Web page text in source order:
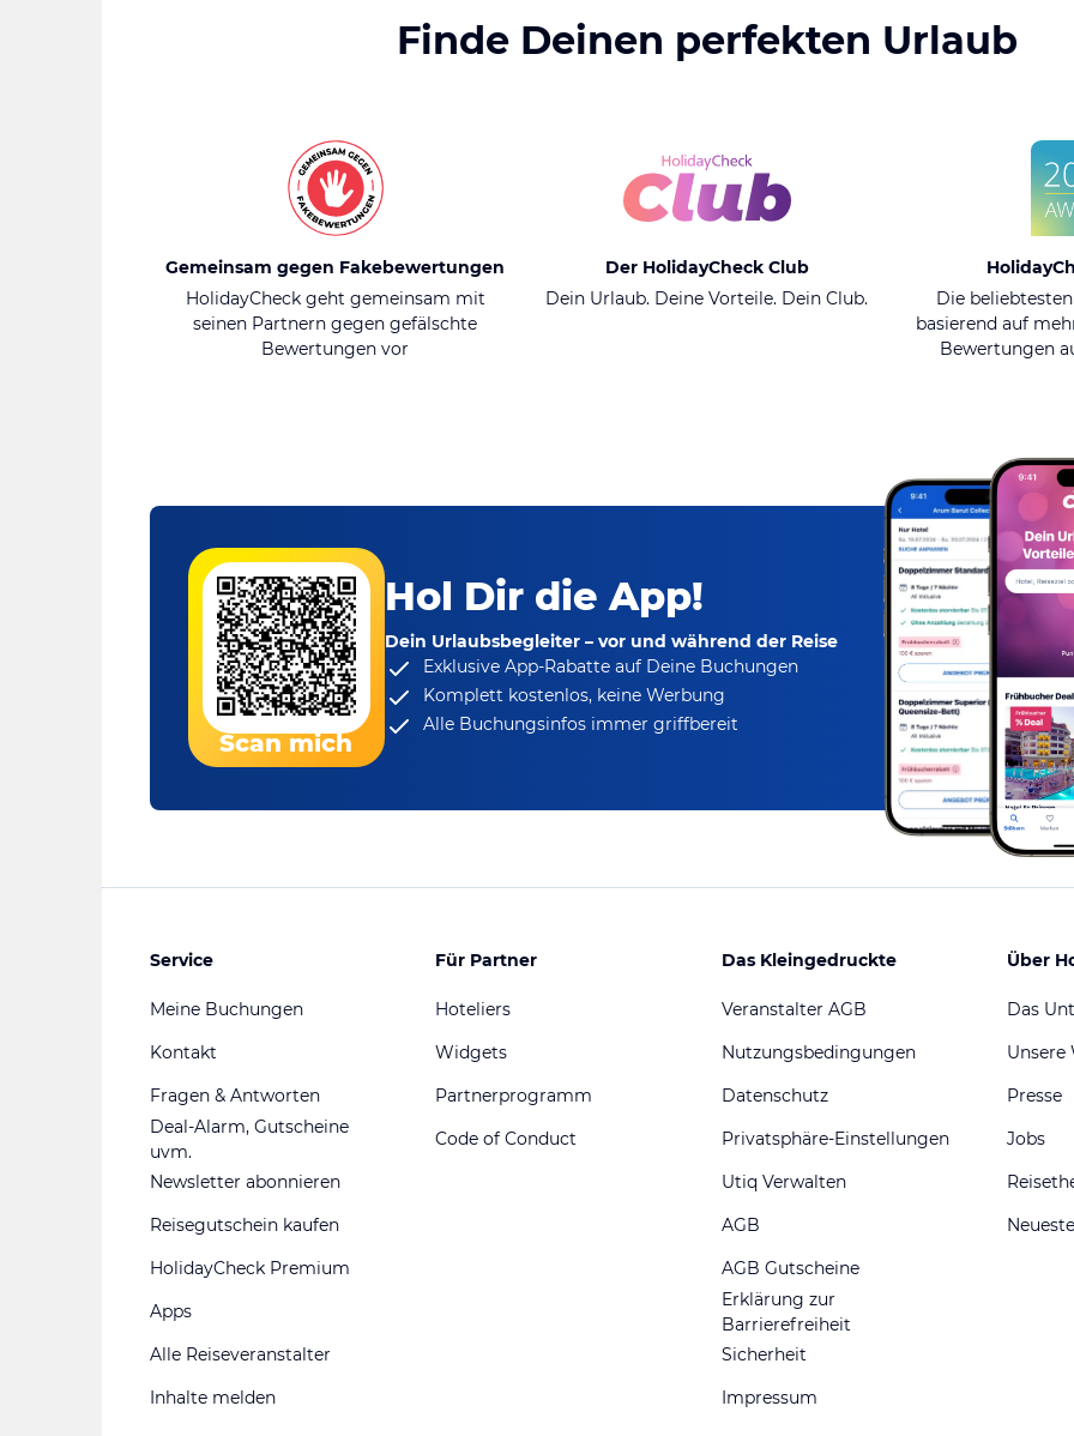
Finde Deinen perfekten Urlaub
Gemeinsam gegen Fakebewertungen
HolidayCheck geht gemeinsam mit
seinen Partnern gegen gefälschte
Bewertungen vor
Der HolidayCheck Club
Dein Urlaub. Deine Vorteile. Dein Club.
Die
basierend auf
Bewertungen
Scan mich
Hol Dir die App!
Dein Urlaubsbegleiter – vor und während der Reise
Exklusive App-Rabatteauf Deine Buchungen
Komplett kostenlos, keine Werbung
Alle Buchungsinfos immer griffbereit
Service
Meine Buchungen
Kontakt
Fragen & Antworten
Deal-Alarm, Gutscheine
uvm.
Newsletter abonnieren
Reisegutschein kaufen
HolidayCheck Premium
Apps
Alle Reiseveranstalter
Inhalte melden
Für Partner
Hoteliers
Widgets
Partnerprogramm
Code of Conduct
Das Kleingedruckte
Veranstalter AGB
Nutzungsbedingungen
Datenschutz
Privatsphäre-Einstellungen
Utiq Verwalten
AGB
AGB Gutscheine
Erklärung zur
Barrierefreiheit
Sicherheit
Impressum
Über
Das
Unsere
Presse
Jobs